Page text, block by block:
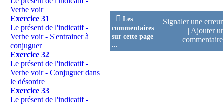
Verbe voir
Exercice 31
Le présent de l'indicatif -
Verbe voir - S'entrainer à
conjuguer
Exercice 32
Le présent de l'indicatif -
Verbe voir - Conjuguer dans
le désordre
Exercice 33
Le présent de l'indicatif -
 Les
commentaires
sur cette page
...
Signaler une
| Ajouter